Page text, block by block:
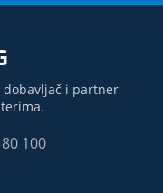
dobavljač i partner
100